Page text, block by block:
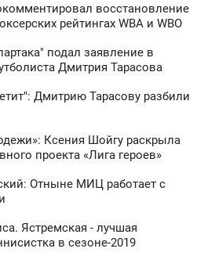
восстановление
рейтингах WBA и WBO
подал заявление в
Дмитрия Тарасова
Дмитрию Тарасову разбили
Ксения Шойгу раскрыла
проекта «Лига героев»
Отныне МИЦ работает с
Ястремская - лучшая
в сезоне-2019